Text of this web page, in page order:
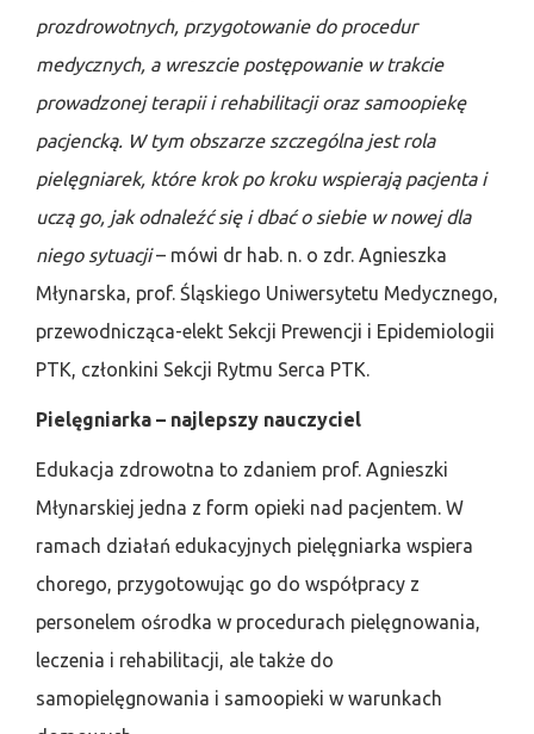
prozdrowotnych, przygotowanie do procedur
medycznych, a wreszcie postępowanie w trakcie
prowadzonej terapii i rehabilitacji oraz samoopiekę
pacjencką. W tym obszarze szczególna jest rola
pielęgniarek, które krok po kroku wspierają pacjenta i
uczą go, jak odnaleźć się i dbać o siebie w nowej dla
niego sytuacji– mówi dr hab. n. o zdr. Agnieszka
Młynarska, prof. Śląskiego Uniwersytetu Medycznego,
przewodnicząca-elekt Sekcji Prewencji i Epidemiologii
PTK, członkini Sekcji Rytmu Serca PTK.
Pielęgniarka – najlepszy nauczyciel
Edukacja zdrowotna to zdaniem prof. Agnieszki
Młynarskiej jedna z form opieki nad pacjentem. W
ramach działań edukacyjnych pielęgniarka wspiera
chorego, przygotowując go do współpracy z
personelem ośrodka w procedurach pielęgnowania,
leczenia i rehabilitacji, ale także do
samopielęgnowania i samoopieki w warunkach